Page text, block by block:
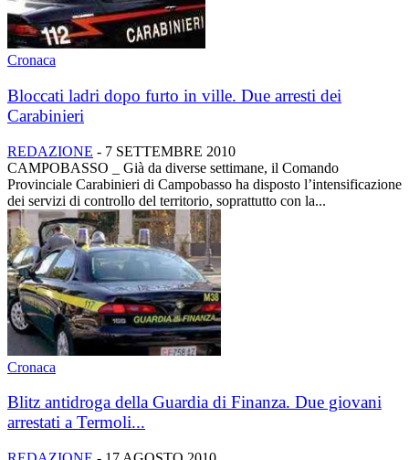
Cronaca
Bloccati ladri dopo furto in ville. Due arresti dei
Carabinieri
REDAZIONE - 7 SETTEMBRE 2010
CAMPOBASSO _ Già da diverse settimane, il Comando
Provinciale Carabinieri di Campobasso ha disposto l’intensificazione
dei servizi di controllo del territorio, soprattutto con la...
Cronaca
Blitz antidroga della Guardia di Finanza. Due giovani
arrestati a Termoli...